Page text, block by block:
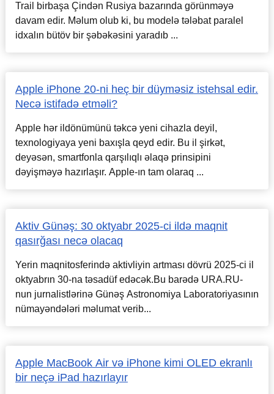
Trail birbaşa Çindən Rusiya bazarında görünməyə
davam edir. Məlum olub ki, bu modelə tələbat paralel
idxalın bütöv bir şəbəkəsini yaradıb ...
Apple iPhone 20-ni heç bir düyməsiz istehsal edir.
Necə istifadə etməli?
Apple hər ildönümünü təkcə yeni cihazla deyil,
texnologiyaya yeni baxışla qeyd edir. Bu il şirkət,
deyəsən, smartfonla qarşılıqlı əlaqə prinsipini
dəyişməyə hazırlaşır. Apple-ın tam olaraq ...
Aktiv Günəş: 30 oktyabr 2025-ci ildə maqnit
qasırğası necə olacaq
Yerin maqnitosferində aktivliyin artması dövrü 2025-ci il
oktyabrın 30-na təsadüf edəcək.Bu barədə URA.RU-
nun jurnalistlərinə Günəş Astronomiya Laboratoriyasının
nümayəndələri məlumat verib...
Apple MacBook Air və iPhone kimi OLED ekranlı
bir neçə iPad hazırlayır